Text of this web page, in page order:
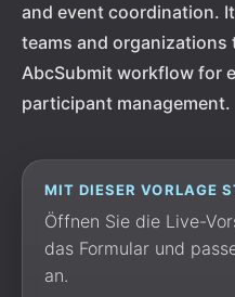
and event coordination.
teams and organizations
AbcSubmit workflow for
participant management.
MIT DIESER VORLAGE
Öffnen Sie die Live-
das Formular und
an.